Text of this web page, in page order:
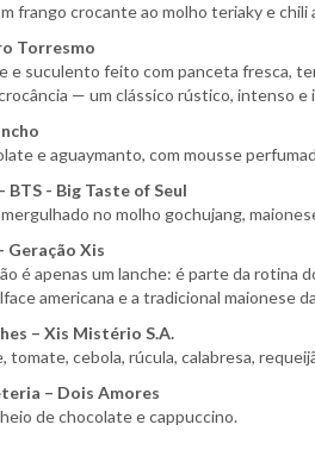
frango crocante ao molho teriaky e
Torresmo
e suculento feito com panceta fresca,
— um clássico rústico, intenso
e aguaymanto, com mousse
- Big Taste of Seul
no molho gochujang,
Geração Xis
é apenas um lanche: é parte da rotina
americana e a tradicional maionese
– Xis Mistério S.A.
tomate, cebola, rúcula, calabresa,
– Dois Amores
de chocolate e cappuccino.